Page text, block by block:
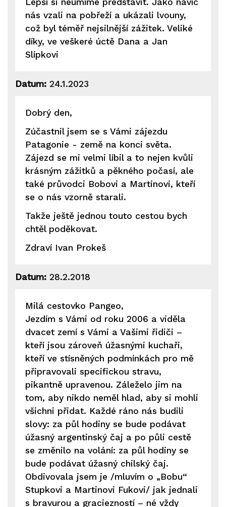
nás vzali na pobřeží a ukázali lvouny,
což byl téměř nejsilnější zážitek. Veliké
díky, ve veškeré úctě Dana a Jan
Slípkovi
Datum: 24.1.2023
Dobrý den,
Zúčastnil jsem se s Vámi zájezdu
Patagonie - země na konci světa.
Zájezd se mi velmi líbil a to nejen kvůli
krásným zážitků a pěkného počasí, ale
také průvodci Bobovi a Martinovi, kteří
se o nás vzorně starali.
Takže ještě jednou touto cestou bych
chtěl poděkovat.
Zdraví Ivan Prokeš
Datum: 28.2.2018
Milá cestovko Pangeo,
Jezdím s Vámi od roku 2006 a viděla
dvacet zemí s Vámi a Vašimi řidiči –
kteří jsou zároveň úžasnými kuchaři,
kteří ve stísněných podmínkách pro mě
připravovali specifickou stravu,
pikantně upravenou. Záleželo jim na
tom, aby nikdo neměl hlad, aby si mohli
všichni přidat. Každé ráno nás budili
slovy: za půl hodiny se bude podávat
úžasný argentinský čaj a po půli cestě
se změnilo na volání: za půl hodiny se
bude podávat úžasný chilský čaj.
Obdivovala jsem je /mluvím o „Bobu“
Stupkovi a Martinovi Fukovi/ jak jednali
s bravurou a graciezností – né vždy